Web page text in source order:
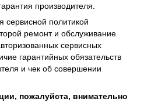
производителя.
сервисной политикой
ремонт и обслуживание
сервисных
гарантийных обязательств
и чек об совершении
пожалуйста, внимательно